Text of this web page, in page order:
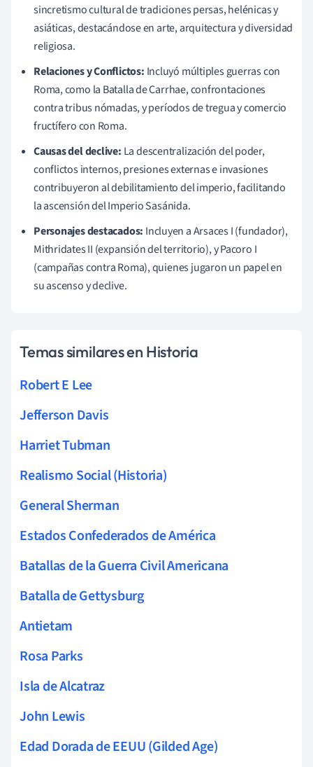
sincretismo cultural de tradiciones persas, helénicas y
asiáticas, destacándose en arte, arquitectura y diversidad
religiosa.
Relaciones y Conflictos: Incluyó múltiples guerras con
Roma, como la Batalla de Carrhae, confrontaciones
contra tribus nómadas, y períodos de tregua y comercio
fructífero con Roma.
Causas del declive: La descentralización del poder,
conflictos internos, presiones externas e invasiones
contribuyeron al debilitamiento del imperio, facilitando
la ascensión del Imperio Sasánida.
Personajes destacados: Incluyen a Arsaces I (fundador),
Mithridates II (expansión del territorio), y Pacoro I
(campañas contra Roma), quienes jugaron un papel en
su ascenso y declive.
Temas similares en Historia
Robert E Lee
Jefferson Davis
Harriet Tubman
Realismo Social (Historia)
General Sherman
Estados Confederados de América
Batallas de la Guerra Civil Americana
Batalla de Gettysburg
Antietam
Rosa Parks
Isla de Alcatraz
John Lewis
Edad Dorada de EEUU (Gilded Age)